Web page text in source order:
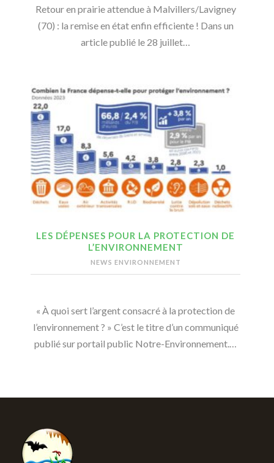
Retour en prairie attendue à Malvillers/Lavigney
(70) : la remise en état enfin efficiente ! Dans un
article publié le 28 juillet…
LES DÉPENSES POUR LA PROTECTION DE
L’ENVIRONNEMENT
NEWS ENVIRONNEMENT
« À quoi sert l’argent consacré à la protection de
l’environnement ? » C’est le titre d’un communiqué
publié sur portail public Notre-Environnement.…